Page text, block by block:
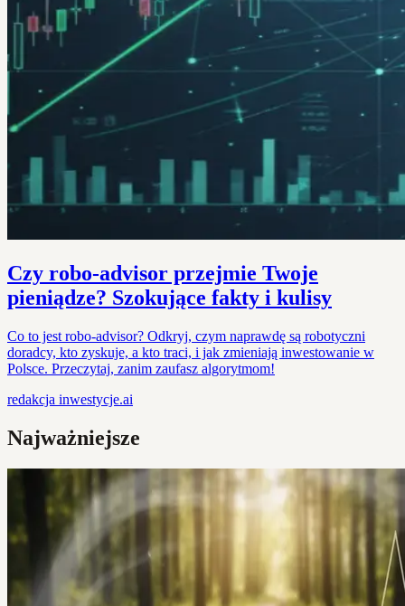
Czy robo-advisor przejmie Twoje
pieniądze? Szokujące fakty i kulisy
Co to jest robo-advisor? Odkryj, czym naprawdę są robotyczni
doradcy, kto zyskuje, a kto traci, i jak zmieniają inwestowanie w
Polsce. Przeczytaj, zanim zaufasz algorytmom!
redakcja inwestycje.ai
Najważniejsze